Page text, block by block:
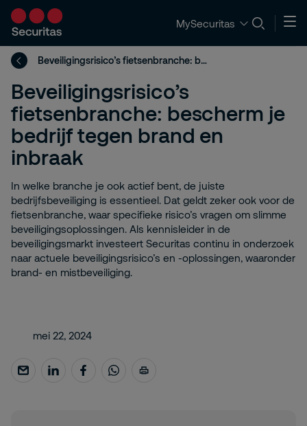
MySecuritas
Beveiligingsrisico’s fietsenbranche: bescherm je bedrijf tegen brand en inbraak
Beveiligingsrisico’s
fietsenbranche: bescherm je
bedrijf tegen brand en
inbraak
In welke branche je ook actief bent, de juiste
bedrijfsbeveiliging is essentieel. Dat geldt zeker ook voor de
fietsenbranche, waar specifieke risico’s vragen om slimme
beveiligingsoplossingen. Als kennisleider in de
beveiligingsmarkt investeert Securitas continu in onderzoek
naar actuele beveiligingsrisico’s en -oplossingen, waaronder
brand- en mistbeveiliging.
mei 22, 2024